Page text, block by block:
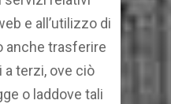
e all’utilizzo di
anche trasferire
terzi, ove ciò
o laddove tali